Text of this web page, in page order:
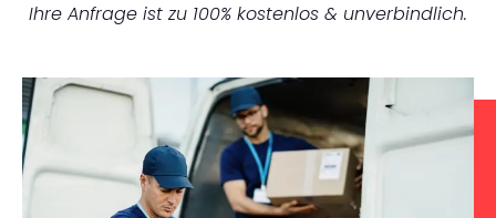
Ihre Anfrage ist zu 100% kostenlos & unverbindlich.